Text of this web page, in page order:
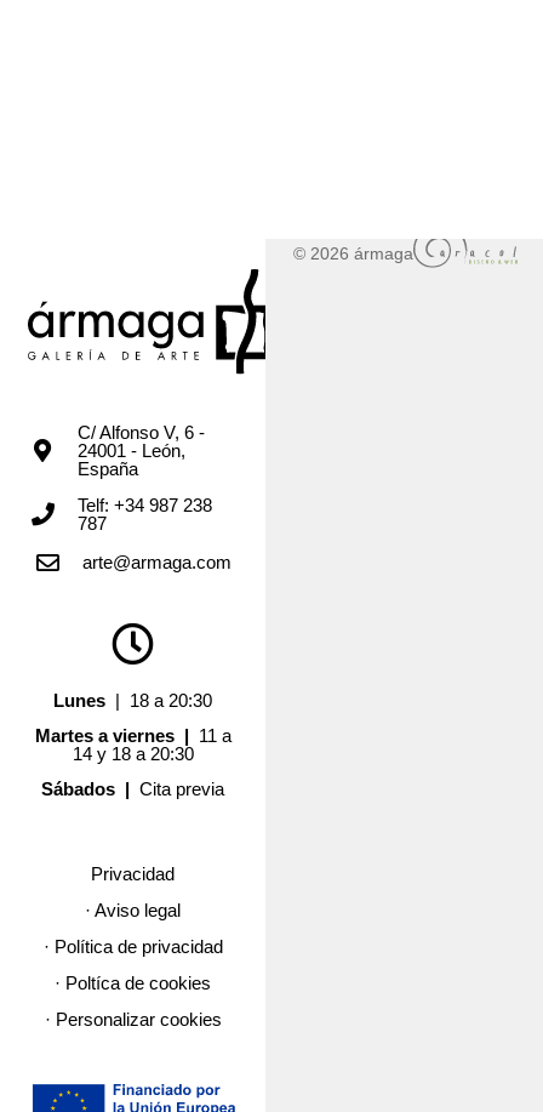
C/ Alfonso V, 6 -
24001 - León,
España
Telf: +34 987 238
787
arte@armaga.com
Lunes | 18 a 20:30
Martes a viernes | 11 a
14 y 18 a 20:30
Sábados |Cita previa
Privacidad
· Aviso legal
· Política de privacidad
· Poltíca de cookies
· Personalizar cookies
© 2026 ármaga